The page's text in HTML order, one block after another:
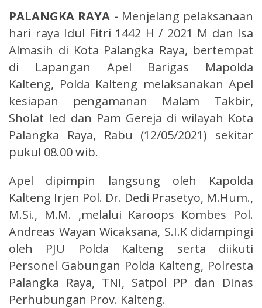
PALANGKA RAYA - Menjelang pelaksanaan
hari raya Idul Fitri 1442 H / 2021 M dan Isa
Almasih di Kota Palangka Raya, bertempat
di Lapangan Apel Barigas Mapolda
Kalteng, Polda Kalteng melaksanakan Apel
kesiapan pengamanan Malam Takbir,
Sholat Ied dan Pam Gereja di wilayah Kota
Palangka Raya, Rabu (12/05/2021) sekitar
pukul 08.00 wib.
Apel dipimpin langsung oleh Kapolda
Kalteng Irjen Pol. Dr. Dedi Prasetyo, M.Hum.,
M.Si., M.M. ,melalui Karoops Kombes Pol.
Andreas Wayan Wicaksana, S.I.K didampingi
oleh PJU Polda Kalteng serta diikuti
Personel Gabungan Polda Kalteng, Polresta
Palangka Raya, TNI, Satpol PP dan Dinas
Perhubungan Prov. Kalteng.